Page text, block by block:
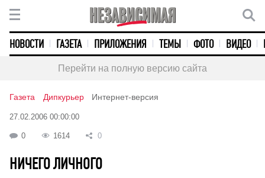
НОВОСТИ ГАЗЕТА ПРИЛОЖЕНИЯ ТЕМЫ ФОТО ВИДЕО
Перейти на полную версию сайта
Газета Дипкурьер Интернет-версия
27.02.2006 00:00:00
0 1614 0
НИЧЕГО ЛИЧНОГО